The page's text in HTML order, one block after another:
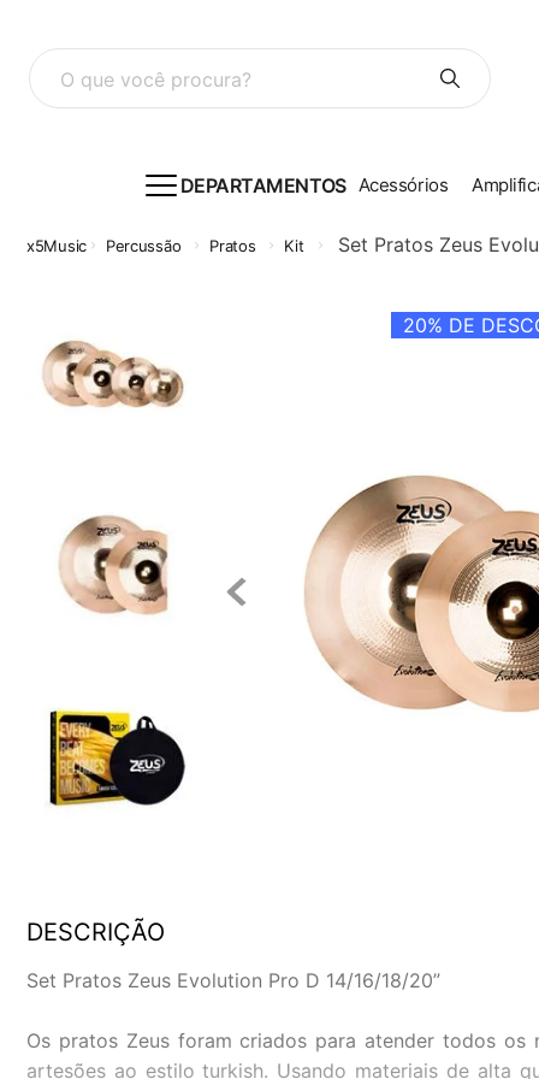
O que você procura?
DEPARTAMENTOS Acessórios
Percussão Pratos Kit Set Pratos Zeus
20% DE
DESCRIÇÃO
Set Pratos Zeus Evolution Pro D 14/16/18/20”
Os pratos Zeus foram criados para atender todos
artesões ao estilo turkish. Usando materiais de alta